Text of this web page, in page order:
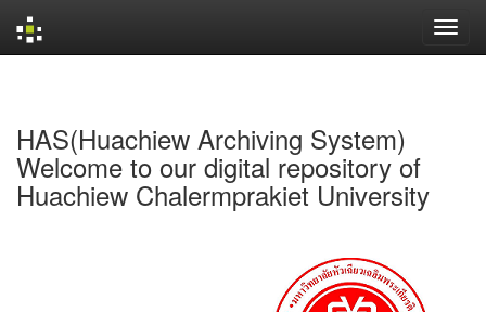
HAS(Huachiew Archiving System)
Welcome to our digital repository of
Huachiew Chalermprakiet University